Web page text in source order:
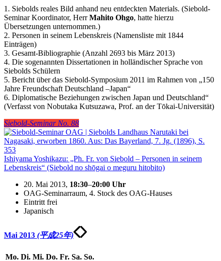
1. Siebolds reales Bild anhand neu entdeckten Materials. (Siebold-
Seminar Koordinator, HerrMahito Ohgo, hatte hierzu
Übersetzungen unternommen.)
2. Personen in seinem Lebenskreis (Namensliste mit 1844
Einträgen)
3. Gesamt-Bibliographie (Anzahl 2693 bis März 2013)
4. Die sogenannten Dissertationen in holländischer Sprache von
Siebolds Schülern
5. Bericht über das Siebold-Symposium 2011 im Rahmen von „150
Jahre Freundschaft Deutschland ‒Japan“
6. Diplomatische Beziehungen zwischen Japan und Deutschland“
(Verfasst von Nobutaka Kutsuzawa, Prof. an der Tōkai-Universität)
Siebold-Seminar No. 88
Ishiyama Yoshikazu: „Ph. Fr. von Siebold – Personen in seinem
Lebenskreis“ (Siebold no shōgai o meguru hitobito)
20. Mai 2013, 18:30–20:00 Uhr
OAG-Seminarraum, 4. Stock des OAG-Hauses
Eintritt frei
Japanisch
Mai 2013 (平成25年)
Mo. Di. Mi. Do. Fr. Sa. So.